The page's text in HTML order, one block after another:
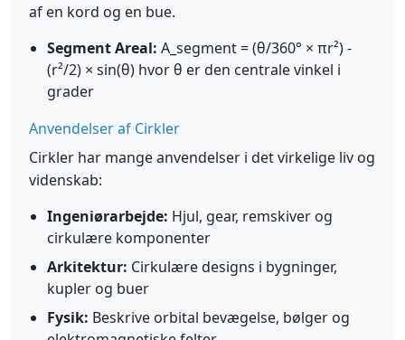
af en kord og en bue.
Segment Areal: A_segment = (θ/360° × πr²) -
(r²/2) × sin(θ) hvor θ er den centrale vinkel i
grader
Anvendelser af Cirkler
Cirkler har mange anvendelser i det virkelige liv og
videnskab:
Ingeniørarbejde: Hjul, gear, remskiver og
cirkulære komponenter
Arkitektur: Cirkulære designs i bygninger,
kupler og buer
Fysik: Beskrive orbital bevægelse, bølger og